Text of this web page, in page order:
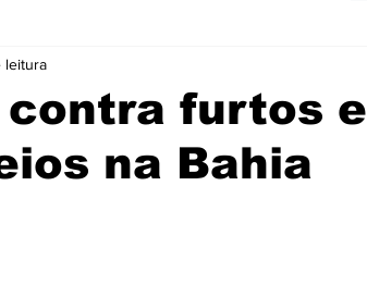
Concursos
Eventos Fotos
contra furtos e
na Bahia
leitura